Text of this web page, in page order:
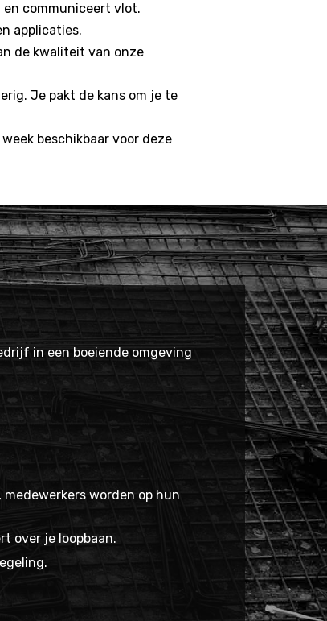
communiceert vlot.
applicaties.
de kwaliteit van onze
Je pakt de kans om je te
beschikbaar voor deze
in een boeiende omgeving
worden op hun
over je loopbaan.